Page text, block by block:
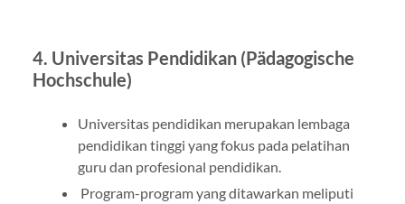
4. Universitas Pendidikan (Pädagogische
Hochschule)
Universitas pendidikan merupakan lembaga
pendidikan tinggi yang fokus pada pelatihan
guru dan profesional pendidikan.
Program-program yang ditawarkan meliputi